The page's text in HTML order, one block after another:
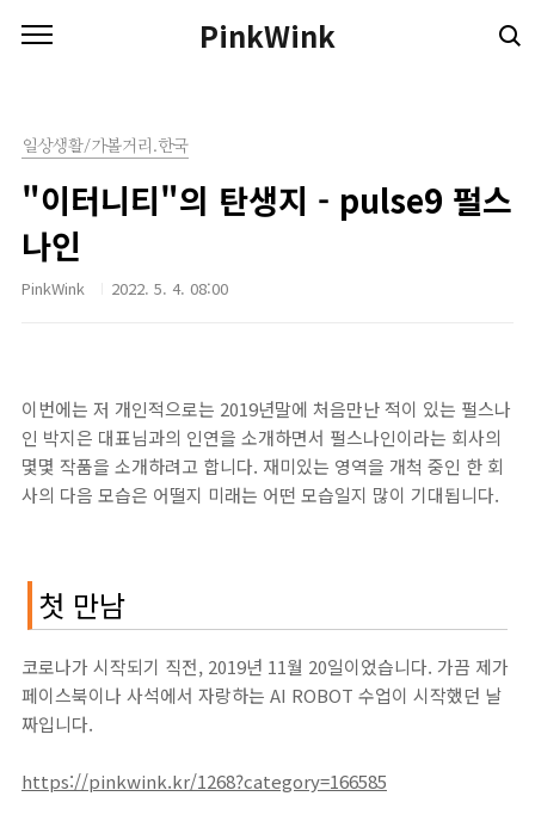
PinkWink
일상생활/가볼거리.한국
"이터니티"의 탄생지 - pulse9 펄스
나인
PinkWink 2022. 5. 4. 08:00
이번에는 저 개인적으로는 2019년말에 처음만난 적이 있는 펄스나
인 박지은 대표님과의 인연을 소개하면서 펄스나인이라는 회사의
몇몇 작품을 소개하려고 합니다. 재미있는 영역을 개척 중인 한 회
사의 다음 모습은 어떨지 미래는 어떤 모습일지 많이 기대됩니다.
첫 만남
코로나가 시작되기 직전, 2019년 11월 20일이었습니다. 가끔 제가
페이스북이나 사석에서 자랑하는 AI ROBOT 수업이 시작했던 날
짜입니다.
https://pinkwink.kr/1268?category=166585